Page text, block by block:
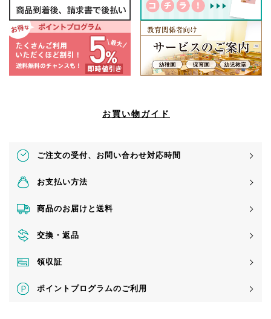
お買い物ガイド
ご注文の受付、 お問い合わせ対応時間
お支払い方法
商品のお届けと送料
交換・返品
領収証
ポイントプログラムのご利用